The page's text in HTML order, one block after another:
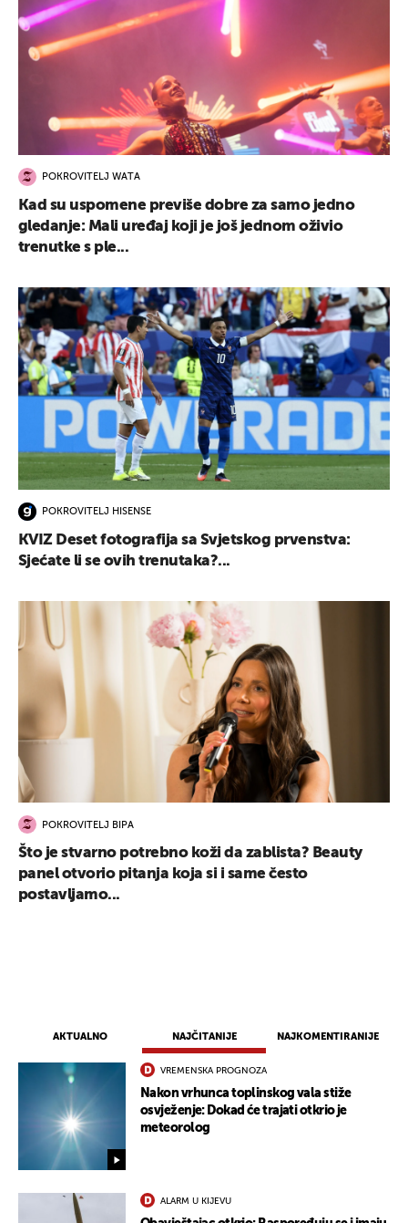
AKTUALNO NAJČITANIJE NAJKOMENTIRANIJE
VREMENSKA PROGNOZA
Nakon vrhunca toplinskog vala stiže
osvježenje: Dokad će trajati otkrio je
meteorolog
ALARM U KIJEVU
POKROVITELJ WATA
Kad su uspomene previše dobre za samo jedno
gledanje: Mali uređaj koji je još jednom oživio
trenutke s ple...
POKROVITELJ HISENSE
KVIZ Deset fotografija sa Svjetskog prvenstva:
Sjećate li se ovih trenutaka?...
POKROVITELJ BIPA
Što je stvarno potrebno koži da zablista? Beauty
panel otvorio pitanja koja si i same često
postavljamo...